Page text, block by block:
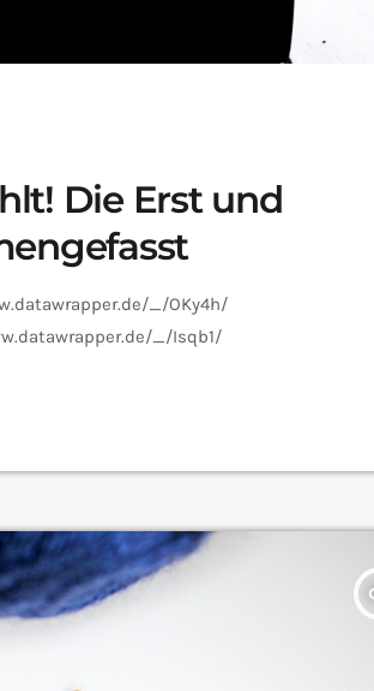
Die Erst und
_/OKy4h/
_/Isqb1/